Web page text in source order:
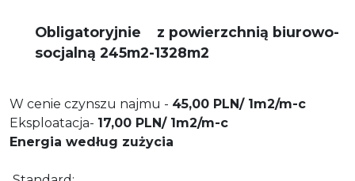
Obligatoryjnie
z powierzchnią biurowo-
socjalną 245m2-1328m2
W cenie czynszu najmu - 45,00 PLN/ 1m2/m-c
Eksploatacja- 17,00 PLN/ 1m2/m-c
Energia według zużycia